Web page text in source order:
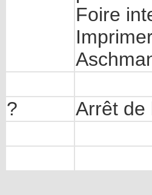
Foire
? Arrêt de